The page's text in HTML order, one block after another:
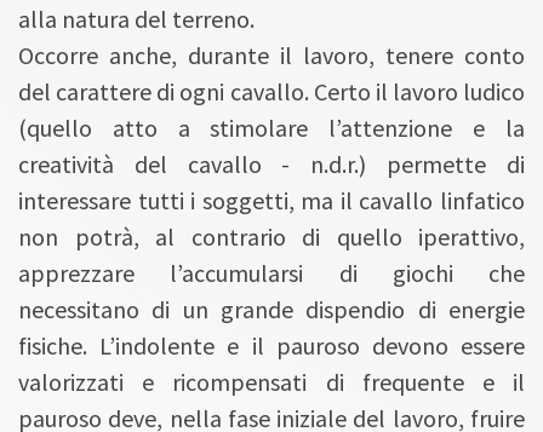
alla natura del terreno.
Occorre anche, durante il lavoro, tenere conto
del carattere di ogni cavallo. Certo il lavoro ludico
(quello atto a stimolare l’attenzione e la
creatività del cavallo - n.d.r.) permette di
interessare tutti i soggetti, ma il cavallo linfatico
non potrà, al contrario di quello iperattivo,
apprezzare l’accumularsi di giochi che
necessitano di un grande dispendio di energie
fisiche. L’indolente e il pauroso devono essere
valorizzati e ricompensati di frequente e il
pauroso deve, nella fase iniziale del lavoro, fruire